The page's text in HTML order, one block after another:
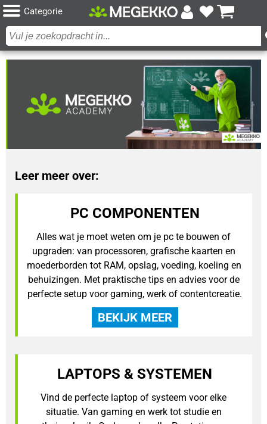
Categorie
Leer meer over:
PC COMPONENTEN
Alles wat je moet weten om je pc te bouwen of
upgraden: van processoren, grafische kaarten en
moederborden tot RAM, opslag, voeding, koeling en
behuizingen. Met praktische tips en advies voor de
perfecte setup voor gaming, werk of contentcreatie.
BEKIJK MEER
LAPTOPS & SYSTEMEN
Vind de perfecte laptop of systeem voor elke
situatie. Van gaming en werk tot studie en